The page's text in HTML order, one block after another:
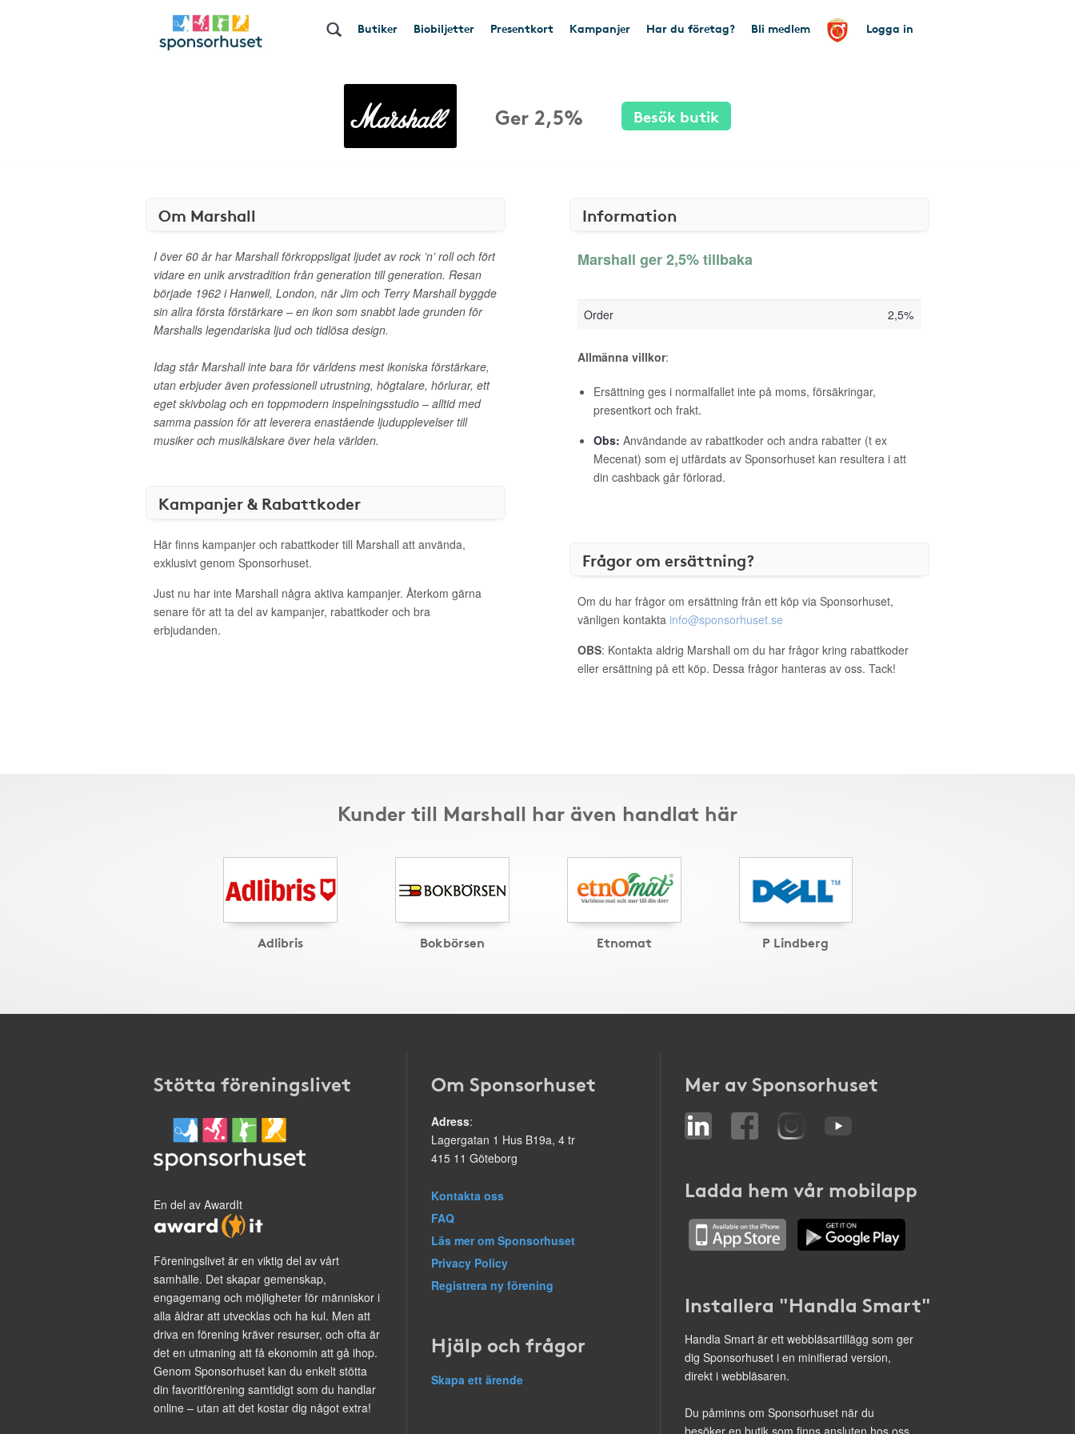
Butiker Biobiljetter Presentkort Kampanjer Har du företag? Bli medlem Logga in
Ger 2,5% Besök butik
Om Marshall
I över 60 år har Marshall förkroppsligat ljudet av rock ’n’ roll och fört
vidare en unik arvstradition från generation till generation. Resan
började 1962 i Hanwell, London, när Jim och Terry Marshall byggde
sin allra första förstärkare – en ikon som snabbt lade grunden för
Marshalls legendariska ljud och tidlösa design.
Idag står Marshall inte bara för världens mest ikoniska förstärkare,
utan erbjuder även professionell utrustning, högtalare, hörlurar, ett
eget skivbolag och en toppmodern inspelningsstudio – alltid med
samma passion för att leverera enastående ljudupplevelser till
musiker och musikälskare över hela världen.
Kampanjer & Rabattkoder
Här finns kampanjer och rabattkoder till Marshall att använda,
exklusivt genom Sponsorhuset.
Just nu har inte Marshall några aktiva kampanjer. Återkom gärna
senare för att ta del av kampanjer, rabattkoder och bra
erbjudanden.
Information
Marshall ger 2,5% tillbaka
Order 2,5%
Allmänna villkor:
Ersättning ges i normalfallet inte på moms, försäkringar,
presentkort och frakt.
Obs: Användande av rabattkoder och andra rabatter (t ex
Mecenat) som ej utfärdats av Sponsorhuset kan resultera i att
din cashback går förlorad.
Frågor om ersättning?
Om du har frågor om ersättning från ett köp via Sponsorhuset,
vänligen kontakta info@sponsorhuset.se
OBS: Kontakta aldrig Marshall om du har frågor kring rabattkoder
eller ersättning på ett köp. Dessa frågor hanteras av oss. Tack!
Kunder till Marshall har även handlat här
Adlibris Bokbörsen Etnomat P Lindberg
Stötta föreningslivet
En del av AwardIt
Föreningslivet är en viktig del av vårt
samhälle. Det skapar gemenskap,
engagemang och möjligheter för människor i
alla åldrar att utvecklas och ha kul. Men att
driva en förening kräver resurser, och ofta är
det en utmaning att få ekonomin att gå ihop.
Genom Sponsorhuset kan du enkelt stötta
din favoritförening samtidigt som du handlar
online – utan att det kostar dig något extra!
Om Sponsorhuset
Adress:
Lagergatan 1 Hus B19a, 4 tr
415 11 Göteborg
Kontakta oss
FAQ
Läs mer om Sponsorhuset
Privacy Policy
Registrera ny förening
Hjälp och frågor
Skapa ett ärende
Mer av Sponsorhuset
Ladda hem vår mobilapp
Installera "Handla Smart"
Handla Smart är ett webbläsartillägg som ger
dig Sponsorhuset i en minifierad version,
direkt i webbläsaren.
Du påminns om Sponsorhuset när du